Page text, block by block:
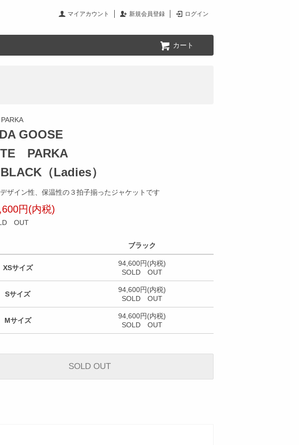
マイアカウント 新規会員登録 ログイン
カート
GOOSE
PARKA
（Ladies）
ザイン性、保温性の３拍子揃ったジャケットです
円(内税)
OUT
ブラック
XSサイズ
94,600円(内税)
SOLD OUT
Sサイズ
94,600円(内税)
SOLD OUT
Mサイズ
94,600円(内税)
SOLD OUT
SOLD OUT